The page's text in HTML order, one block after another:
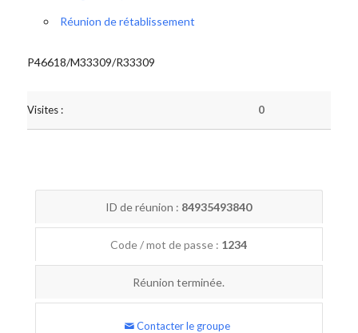
Réunion de rétablissement
P46618/M33309/R33309
Visites : 0
ID de réunion : 84935493840
Code / mot de passe : 1234
Réunion terminée.
Contacter le groupe